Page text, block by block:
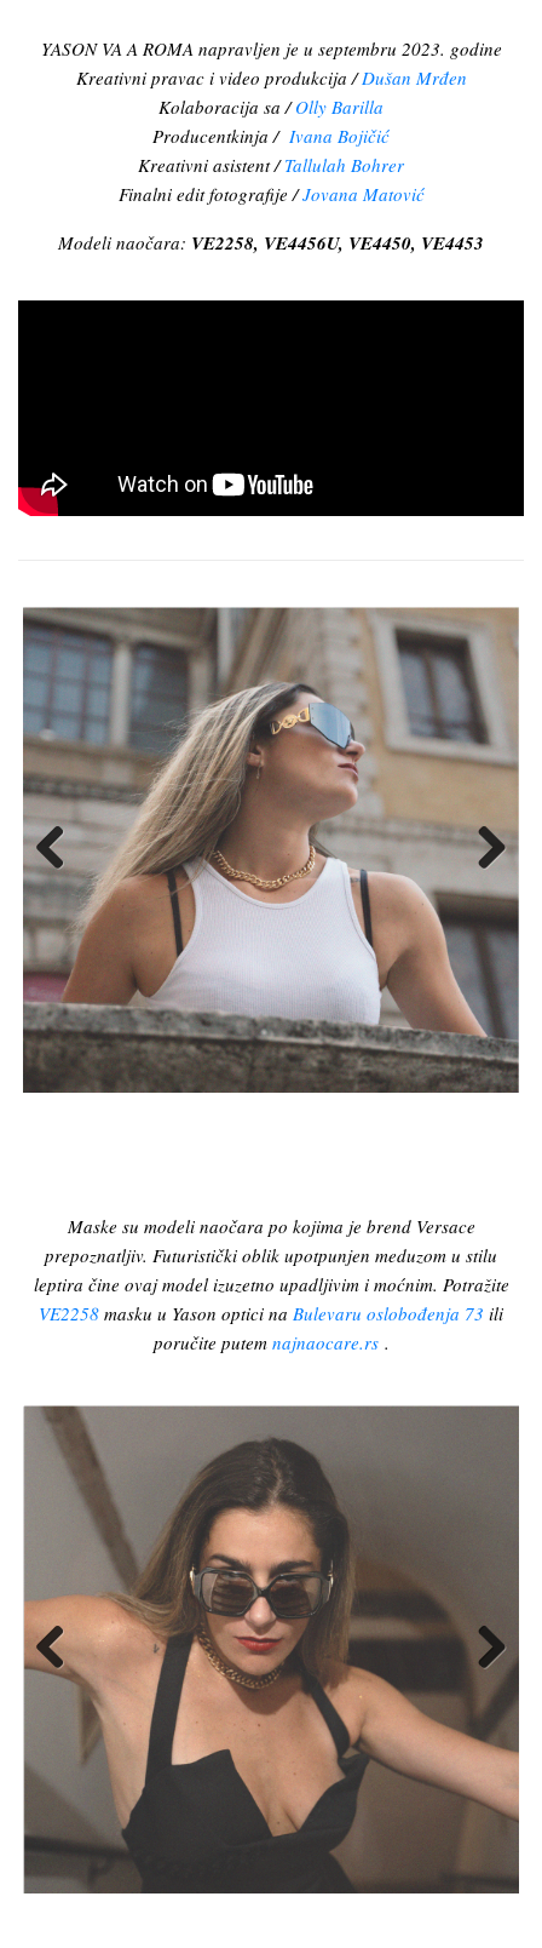
YASON VA A ROMA napravljen je u septembru 2023. godine
Kreativni pravac i video produkcija /Dušan Mrđen
Kolaboracija sa /Olly Barilla
Producentkinja / Ivana Bojičić
Kreativni asistent /Tallulah Bohrer
Finalni edit fotografije /Jovana Matović
Modeli naočara: VE2258, VE4456U, VE4450, VE4453
Previous Next
Maske su modeli naočara po kojima je brend Versace
prepoznatljiv. Futuristički oblik upotpunjen meduzom u stilu
leptira čine ovaj model izuzetno upadljivim i moćnim. Potražite
VE2258 masku u Yason optici na Bulevaru oslobođenja 73 ili
poručite putem najnaocare.rs.
Previous Next